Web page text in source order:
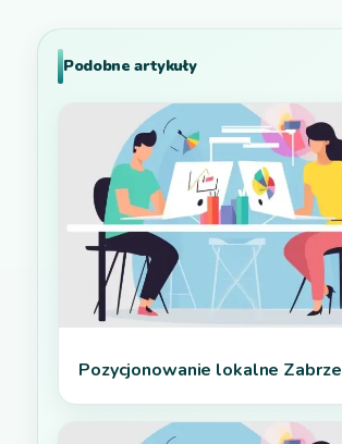
Podobne artykuły
Pozycjonowanie lokalne Zabrze